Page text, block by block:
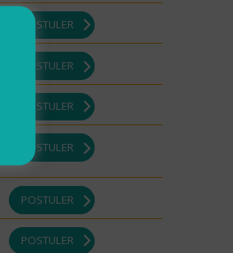
POSTULER
POSTULER
POSTULER
POSTULER
POSTULER
POSTULER